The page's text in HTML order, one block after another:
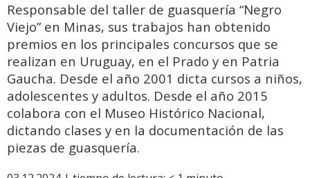
Responsable del taller de guasquería “Negro
Viejo” en Minas, sus trabajos han obtenido
premios en los principales concursos que se
realizan en Uruguay, en el Prado y en Patria
Gaucha. Desde el año 2001 dicta cursos a niños,
adolescentes y adultos. Desde el año 2015
colabora con el Museo Histórico Nacional,
dictando clases y en la documentación de las
piezas de guasquería.